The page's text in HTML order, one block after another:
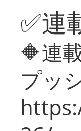
✅連
🔶連
プッ